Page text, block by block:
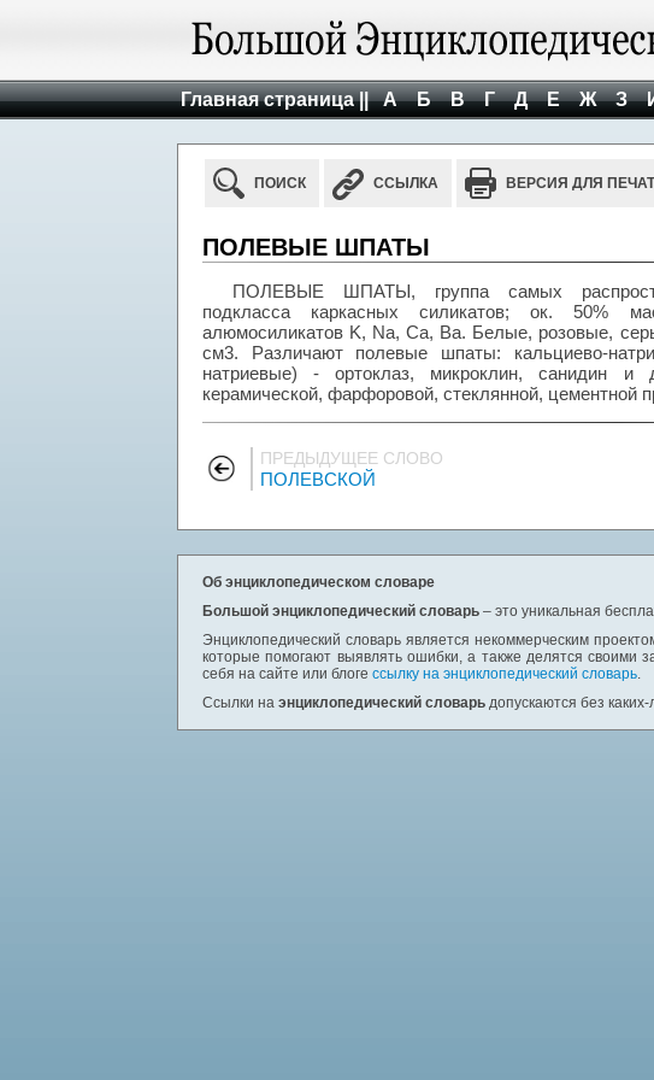
Главная страница || А Б В Г Д Е Ж З
ПОИСК ССЫЛКА ВЕРСИЯ ДЛЯ
ПОЛЕВЫЕ ШПАТЫ
ПОЛЕВЫЕ ШПАТЫ, группа самых
подкласса каркасных силикатов; ок. 50%
алюмосиликатов K, Na, Ca, Ba. Белые, розовые,
см3. Различают полевые шпаты: кальциево-
натриевые) - ортоклаз, микроклин, санидин
керамической, фарфоровой, стеклянной, цементной
ПРЕДЫДУЩЕЕ СЛОВО
ПОЛЕВСКОЙ
Об энциклопедическом словаре
Большой энциклопедический словарь – это уникальная
Энциклопедический словарь является некоммерческим
которые помогают выявлять ошибки, а также делятся своими
себя на сайте или блоге ссылку на энциклопедический словарь.
Ссылки на энциклопедический словарь допускаются без